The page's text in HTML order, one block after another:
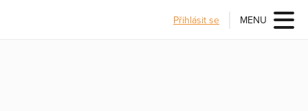
Přihlásit se MENU